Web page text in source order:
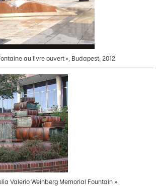
au livre ouvert », Budapest, 2012
Valerio Weinberg Memorial Fountain »,